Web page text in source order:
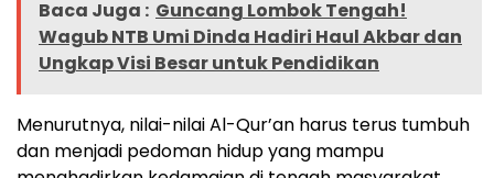
Baca Juga : Guncang Lombok Tengah!
Wagub NTB Umi Dinda Hadiri Haul Akbar dan
Ungkap Visi Besar untuk Pendidikan
Menurutnya, nilai-nilai Al-Qur’an harus terus tumbuh
dan menjadi pedoman hidup yang mampu